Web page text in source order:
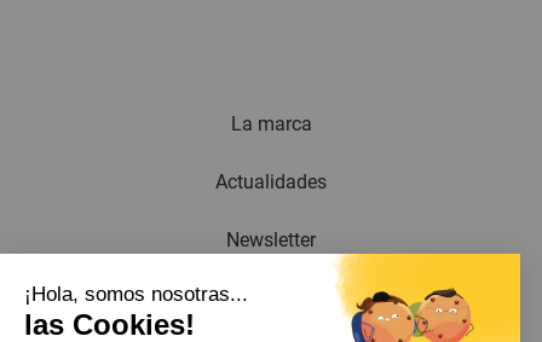
La marca
Actualidades
Newsletter
Catálogo
¡Hola, somos nosotras...
las Cookies!